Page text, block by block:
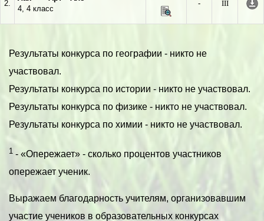
2.
4, 4 класс
-
III
Результаты конкурса по географии - никто не
участвовал.
Результаты конкурса по истории - никто не участвовал.
Результаты конкурса по физике - никто не участвовал.
Результаты конкурса по химии - никто не участвовал.
1 - «Опережает» - сколько процентов участников
опережает ученик.
Выражаем благодарность учителям, организовавшим
участие учеников в образовательных конкурсах